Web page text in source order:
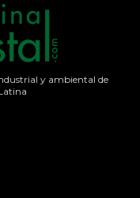
y ambiental de